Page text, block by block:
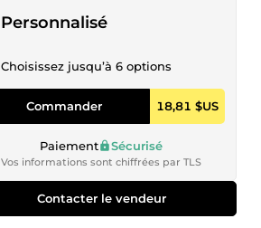
Personnalisé
Choisissez jusqu’à 6 options
Commander 18,81 $US
Paiement Sécurisé
Vos informations sont chiffrées par TLS
Contacter le vendeur